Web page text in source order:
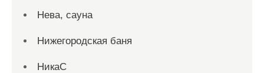
Нева, сауна
Нижегородская баня
НикаС